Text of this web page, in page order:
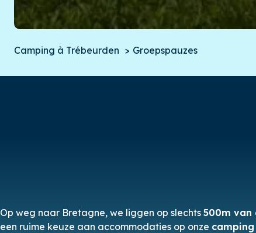
Camping à Trébeurden Groepspauzes
Op weg naar Bretagne, we liggen op slechts 500m van
een ruime keuze aan accommodaties op onze camping